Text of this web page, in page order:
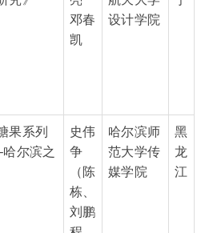
邓春
凯
设计学院
果系列
尔滨之
史伟
争
（陈
栋、
刘鹏
哈尔滨师
范大学传
媒学院
黑
龙
江